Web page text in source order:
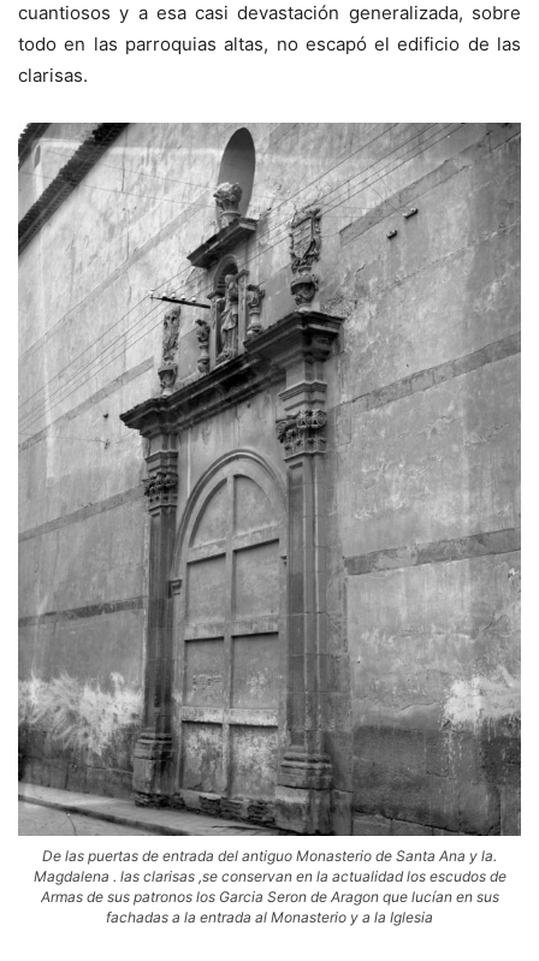
cuantiosos y a esa casi devastación generalizada, sobre
todo en las parroquias altas, no escapó el edificio de las
clarisas.
De las puertas de entrada del antiguo Monasterio de Santa Ana y la.
Magdalena . las clarisas ,se conservan en la actualidad los escudos de
Armas de sus patronos los Garcia Seron de Aragon que lucían en sus
fachadas a la entrada al Monasterio y a la Iglesia